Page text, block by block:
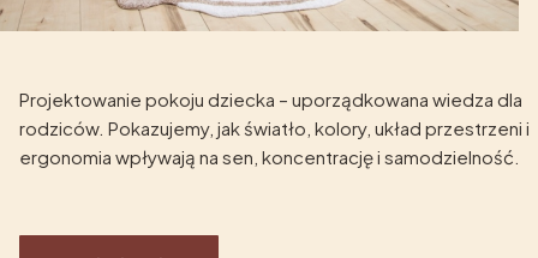
Projektowanie pokoju dziecka – uporządkowana wiedza dla
rodziców. Pokazujemy, jak światło, kolory, układ przestrzeni i
ergonomia wpływają na sen, koncentrację i samodzielność.